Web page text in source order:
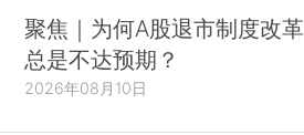
聚焦｜为何A股退市制度改革
总是不达预期？
2026年08月10日